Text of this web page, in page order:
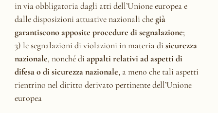
in via obbligatoria dagli atti dell’Unione europea e
dalle disposizioni attuative nazionali chegià
garantiscono apposite procedure di segnalazione;
3) le segnalazioni di violazioni in materia di sicurezza
nazionale, nonché di appalti relativi ad aspetti di
difesa o di sicurezza nazionale, a meno che tali aspetti
rientrino nel diritto derivato pertinente dell’Unione
europea